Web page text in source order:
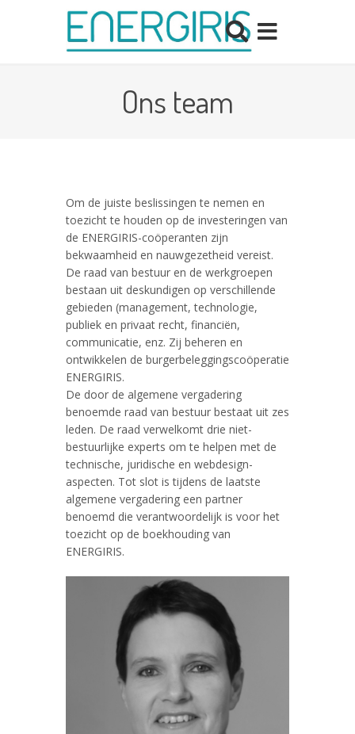
Ons team
Om de juiste beslissingen te nemen en
toezicht te houden op de investeringen van
de ENERGIRIS-coöperanten zijn
bekwaamheid en nauwgezetheid vereist.
De raad van bestuur en de werkgroepen
bestaan uit deskundigen op verschillende
gebieden (management, technologie,
publiek en privaat recht, financiën,
communicatie, enz. Zij beheren en
ontwikkelen de burgerbeleggingscoöperatie
ENERGIRIS.
De door de algemene vergadering
benoemde raad van bestuur bestaat uit zes
leden. De raad verwelkomt drie niet-
bestuurlijke experts om te helpen met de
technische, juridische en webdesign-
aspecten. Tot slot is tijdens de laatste
algemene vergadering een partner
benoemd die verantwoordelijk is voor het
toezicht op de boekhouding van
ENERGIRIS.